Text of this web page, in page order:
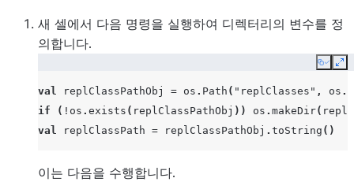
새 셀에서 다음 명령을 실행하여 디렉터리의 변수를 정
의합니다.
Copy
val replClassPathObj = os . Path ( "replClasses" , os .
if
( ! os . exists ( replClassPathObj )) os . makeDir(
val
replClassPath = replClassPathObj . toString ()
이는 다음을 수행합니다.